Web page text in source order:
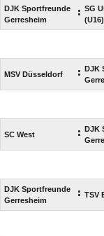
DJK Sportfreunde
Gerresheim
: SG
(U16)
MSV Düsseldorf :
DJK
SC West :
DJK
DJK Sportfreunde
Gerresheim
: TSV